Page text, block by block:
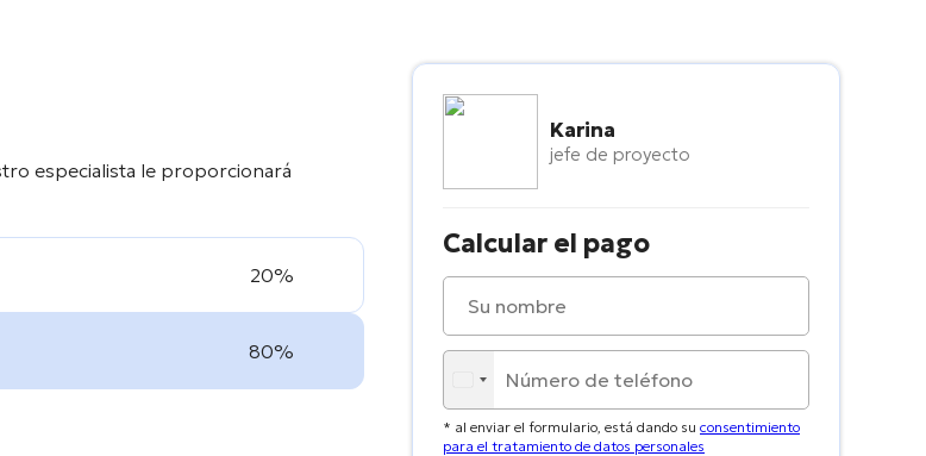
especialista le proporcionará
20%
80%
Karina
jefe de proyecto
Calcular el pago
* al enviar el formulario, está dando su consentimiento
para el tratamiento de datos personales